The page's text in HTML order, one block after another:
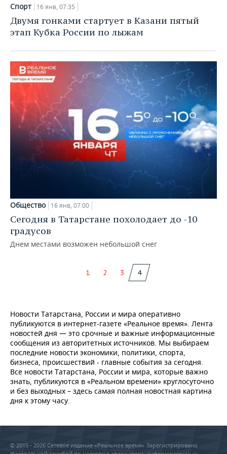
НЕФТЕХИМИЯ
НЕФТЬ
ОПК
ЭНЕРГЕТИКА
РОЗНИЧНАЯ ТОРГОВЛЯ
УСЛУГИ
НОВОСТИ ТЕХНОЛОГИЙ
МЕДИА
ТЕЛЕКОММУНИКАЦИИ
МЕРОПРИЯТИЯ
ВЫЕЗДНАЯ РЕДАКЦИЯ
БИЗНЕС-БРАНЧИ
ONLINE-КОНФЕРЕНЦИИ
ОТКРЫТАЯ ЛЕКЦИЯ
НОВОСТИ СПОРТА
ХОККЕЙ
БАСКЕТБОЛ
ВОЛЕЙБОЛ
ФИГУРНОЕ КАТАНИЕ
ВОДНЫЕ ВИДЫ СПОРТА
ОБЩЕСТВО
НОВОСТИ ОБЩЕСТВА
ВЛАСТЬ
ИНФРАСТРУКТУРА
ИСТОРИЯ
МЕДИЦИНА
ОБРАЗОВАНИЕ
ФОТОГАЛЕРЕЯ
СЮЖЕТЫ
СПРАВОЧНИК
СПИСОК ПЕРСОН
ПОЛНАЯ ВЕРСИЯ
Спорт 16 янв, 07:35
Двумя гонками стартует в Казани пятый
этап Кубка России по лыжам
Общество 16 янв, 07:00
Сегодня в Татарстане похолодает до -10
градусов
Днем местами возможен небольшой снег
1 2 3 4
Новости Татарстана, России и мира оперативно
публикуются в интернет-газете «Реальное время». Лента
новостей дня — это срочные и важные информационные
сообщения из авторитетных источников. Мы выбираем
последние новости экономики, политики, спорта,
бизнеса, происшествий - главные события за сегодня.
Все новости Татарстана, России и мира, которые важно
знать, публикуются в «Реальном времени» круглосуточно
и без выходных – здесь самая полная новостная картина
дня к этому часу.
© 2015 - 2026 Сетевое издание «Реальное время» Зарегистрировано